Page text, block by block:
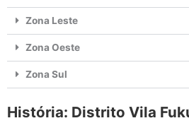
Zona Leste
Zona Oeste
Zona Sul
História: Distrito Vila